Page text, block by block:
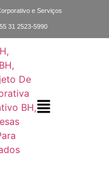
e Serviços
31 2523-5990